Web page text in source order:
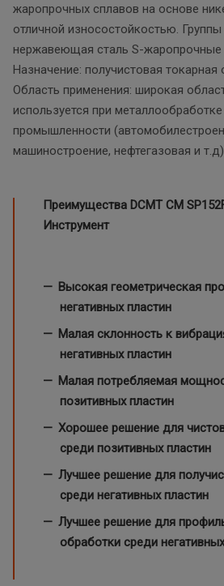
жаропрочных сплавов на основе
отличной износостойкостью.
нержавеющая сталь S-жаропрочные
Назначение: получистовая токарная
Область применения: широкая
используется при
промышленности
машиностроение, нефтегазовая и т.д).
Преимущества DCMT CM
Инструмент
Высокая геометрическая
негативных пластин
Малая склонность к
негативных пластин
Малая потребляемая
позитивных пластин
Хорошее решение для
среди позитивных пластин
Лучшее решение для
среди негативных пластин
Лучшее решение для
обработки среди